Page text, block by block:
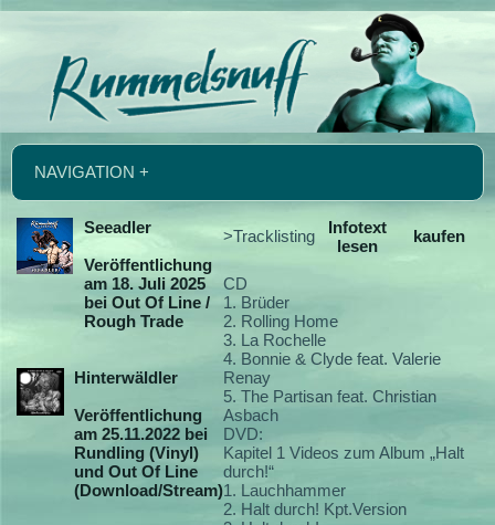
NAVIGATION +
Seeadler
Veröffentlichung
am 18. Juli 2025
bei Out Of Line /
Rough Trade
Hinterwäldler
Veröffentlichung
am 25.11.2022 bei
Rundling (Vinyl)
und Out Of Line
(Download/Stream)
>Tracklisting
Infotext
lesen
kaufen
CD
1. Brüder
2. Rolling Home
3. La Rochelle
4. Bonnie & Clyde feat. Valerie
Renay
5. The Partisan feat. Christian
Asbach
DVD:
Kapitel 1 Videos zum Album „Halt
durch!“
1. Lauchhammer
2. Halt durch! Kpt.Version